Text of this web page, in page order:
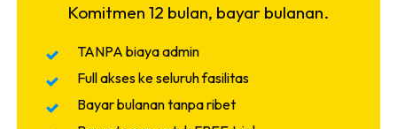
Komitmen 12 bulan, bayar bulanan.
TANPA biaya admin
Full akses ke seluruh fasilitas
Bayar bulanan tanpa ribet